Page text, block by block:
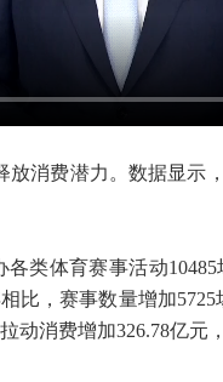
消费潜力。数据显示
类体育赛事活动
比，赛事数量增加
动消费增加326.78亿元